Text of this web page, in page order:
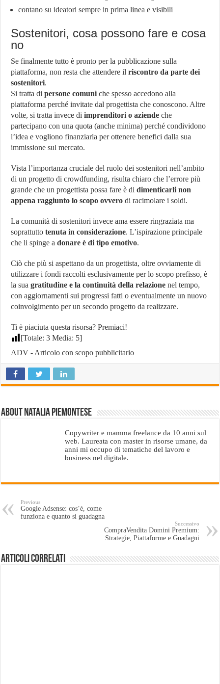
contano su ideatori sempre in prima linea e visibili
Sostenitori, cosa possono fare e cosa
no
Se finalmente tutto è pronto per la pubblicazione sulla
piattaforma, non resta che attendere ilriscontro da parte dei
sostenitori.
Si tratta dipersone comuni che spesso accedono alla
piattaforma perché invitate dal progettista che conoscono. Altre
volte, si tratta invece diimprenditori o aziende che
partecipano con una quota (anche minima) perché condividono
l’idea e vogliono finanziarla per ottenere benefici dalla sua
immissione sul mercato.
Vista l’importanza cruciale del ruolo dei sostenitori nell’ambito
di un progetto di crowdfunding, risulta chiaro che l’errore più
grande che un progettista possa fare è didimenticarli non
appena raggiunto lo scopo ovvero di racimolare i soldi.
La comunità di sostenitori invece ama essere ringraziata ma
soprattuttotenuta in considerazione. L’ispirazione principale
che li spinge a donare è di tipo emotivo.
Ciò che più si aspettano da un progettista, oltre ovviamente di
utilizzare i fondi raccolti esclusivamente per lo scopo prefisso, è
la suagratitudine e la continuità della relazione nel tempo,
con aggiornamenti sui progressi fatti o eventualmente un nuovo
coinvolgimento per un secondo progetto da realizzare.
Ti è piaciuta questa risorsa? Premiaci!
[Totale:3 Media: 5]
ADV - Articolo con scopo pubblicitario
About Natalia Piemontese
Copywriter e mamma freelance da 10 anni sul
web. Laureata con master in risorse umane, da
anni mi occupo di tematiche del lavoro e
business nel digitale.
Previous
Google Adsense: cos’è, come
funziona e quanto si guadagna
Successivo
CompraVendita Domini Premium:
Strategie, Piattaforme e Guadagni
Articoli Correlati